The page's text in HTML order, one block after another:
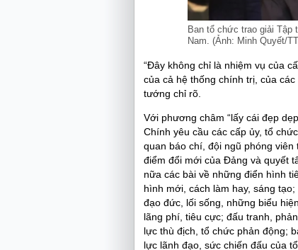
Ban tổ chức trao giải Tập
Nam. (Ảnh: Minh Quyết/
“Đây không chỉ là nhiệm vụ của
của cả hệ thống chính trị, của
tướng chỉ rõ.
Với phương châm “lấy cái đẹp
Chính yêu cầu các cấp ủy, tổ
quan báo chí, đội ngũ phóng
điểm đổi mới của Đảng và quyết
nữa các bài về những điển hình
hình mới, cách làm hay, sáng
đạo đức, lối sống, những biểu
lãng phí, tiêu cực; đấu tranh,
lực thù địch, tổ chức phản động;
lực lãnh đạo, sức chiến đấu của